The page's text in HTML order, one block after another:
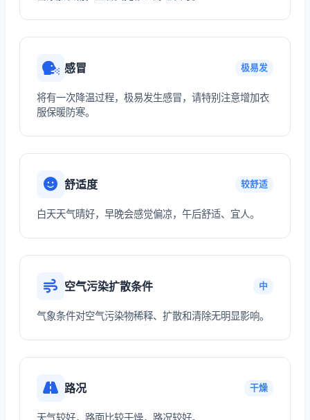
感冒 极易发
将有一次降温过程，极易发生感冒，请特别注意增加衣
服保暖防寒。
舒适度 较舒适
白天天气晴好，早晚会感觉偏凉，午后舒适、宜人。
空气污染扩散条件 中
气象条件对空气污染物稀释、扩散和清除无明显影响。
路况 干燥
天气较好，路面比较干燥，路况较好。